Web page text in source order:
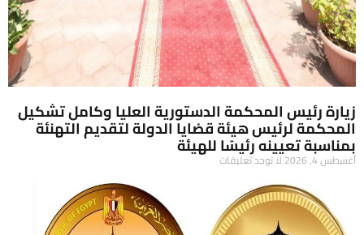
زيارة رئيس المحكمة الدستورية العليا وكامل تشكيل
المحكمة لرئيس هيئة قضايا الدولة لتقديم التهنئة
بمناسبة تعيينه رئيسًا للهيئة
أغسطس 4, 2026 لا توجد تعليقات